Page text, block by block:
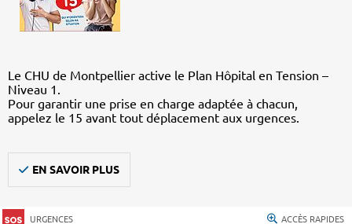
Le CHU de Montpellier active le Plan Hôpital en Tension –
Niveau 1.
Pour garantir une prise en charge adaptée à chacun,
appelez le 15 avant tout déplacement aux urgences.
EN SAVOIR PLUS
URGENCES ACCÈS RAPIDES